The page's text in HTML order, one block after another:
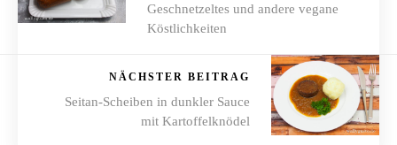
Geschnetzeltes und andere vegane
Köstlichkeiten
NÄCHSTER BEITRAG
Seitan-Scheiben in dunkler Sauce
mit Kartoffelknödel